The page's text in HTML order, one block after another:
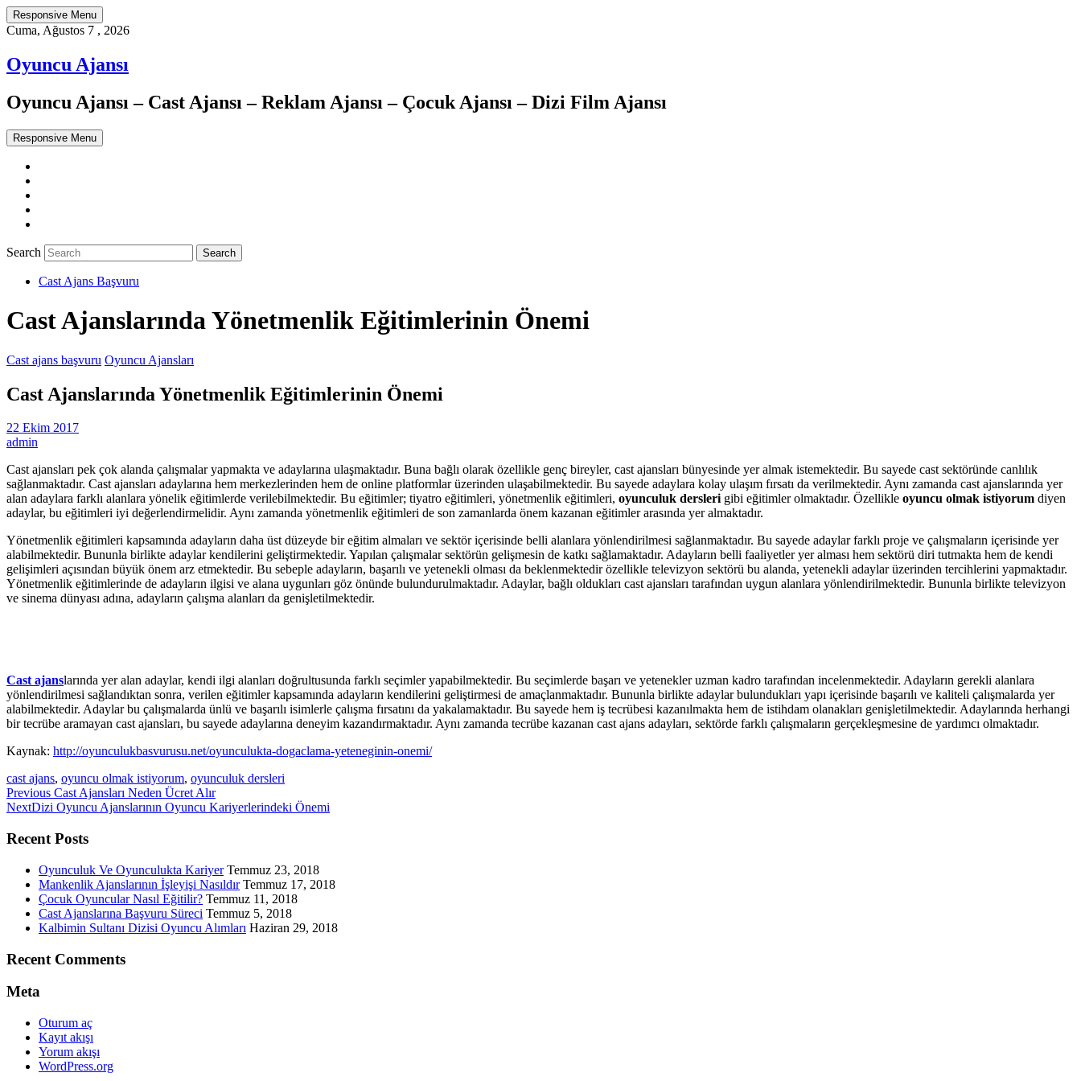
Responsive Menu
Cuma, Ağustos 7 , 2026
Oyuncu Ajansı
Oyuncu Ajansı – Cast Ajansı – Reklam Ajansı – Çocuk Ajansı – Dizi Film Ajansı
Responsive Menu
Search
Cast Ajans Başvuru
Cast Ajanslarında Yönetmenlik Eğitimlerinin Önemi
Cast ajans başvuru Oyuncu Ajansları
Cast Ajanslarında Yönetmenlik Eğitimlerinin Önemi
22 Ekim 2017
admin
Cast ajansları pek çok alanda çalışmalar yapmakta ve adaylarına ulaşmaktadır. Buna bağlı olarak özellikle genç bireyler, cast ajansları bünyesinde yer almak istemektedir. Bu sayede cast sektöründe canlılık
sağlanmaktadır. Cast ajansları adaylarına hem merkezlerinden hem de online platformlar üzerinden ulaşabilmektedir. Bu sayede adaylara kolay ulaşım fırsatı da verilmektedir. Aynı zamanda cast ajanslarında yer
alan adaylara farklı alanlara yönelik eğitimlerde verilebilmektedir. Bu eğitimler; tiyatro eğitimleri, yönetmenlik eğitimleri, oyunculuk derslerigibi eğitimler olmaktadır. Özellikle oyuncu olmak istiyorum diyen
adaylar, bu eğitimleri iyi değerlendirmelidir. Aynı zamanda yönetmenlik eğitimleri de son zamanlarda önem kazanan eğitimler arasında yer almaktadır.
Yönetmenlik eğitimleri kapsamında adayların daha üst düzeyde bir eğitim almaları ve sektör içerisinde belli alanlara yönlendirilmesi sağlanmaktadır. Bu sayede adaylar farklı proje ve çalışmaların içerisinde yer
alabilmektedir. Bununla birlikte adaylar kendilerini geliştirmektedir. Yapılan çalışmalar sektörün gelişmesin de katkı sağlamaktadır. Adayların belli faaliyetler yer alması hem sektörü diri tutmakta hem de kendi
gelişimleri açısından büyük önem arz etmektedir. Bu sebeple adayların, başarılı ve yetenekli olması da beklenmektedir özellikle televizyon sektörü bu alanda, yetenekli adaylar üzerinden tercihlerini yapmaktadır.
Yönetmenlik eğitimlerinde de adayların ilgisi ve alana uygunları göz önünde bulundurulmaktadır. Adaylar, bağlı oldukları cast ajansları tarafından uygun alanlara yönlendirilmektedir. Bununla birlikte televizyon
ve sinema dünyası adına, adayların çalışma alanları da genişletilmektedir.
Cast ajanslarında yer alan adaylar, kendi ilgi alanları doğrultusunda farklı seçimler yapabilmektedir. Bu seçimlerde başarı ve yetenekler uzman kadro tarafından incelenmektedir. Adayların gerekli alanlara
yönlendirilmesi sağlandıktan sonra, verilen eğitimler kapsamında adayların kendilerini geliştirmesi de amaçlanmaktadır. Bununla birlikte adaylar bulundukları yapı içerisinde başarılı ve kaliteli çalışmalarda yer
alabilmektedir. Adaylar bu çalışmalarda ünlü ve başarılı isimlerle çalışma fırsatını da yakalamaktadır. Bu sayede hem iş tecrübesi kazanılmakta hem de istihdam olanakları genişletilmektedir. Adaylarında herhangi
bir tecrübe aramayan cast ajansları, bu sayede adaylarına deneyim kazandırmaktadır. Aynı zamanda tecrübe kazanan cast ajans adayları, sektörde farklı çalışmaların gerçekleşmesine de yardımcı olmaktadır.
Kaynak: http://oyunculukbasvurusu.net/oyunculukta-dogaclama-yeteneginin-onemi/
cast ajans, oyuncu olmak istiyorum, oyunculuk dersleri
PreviousPrevious
post:
Cast Ajansları Neden Ücret Alır
NextNext
Dizi Oyuncu Ajanslarının Oyuncu Kariyerlerindeki Önemi
Recent Posts
Oyunculuk Ve Oyunculukta Kariyer Temmuz 23, 2018
Mankenlik Ajanslarının İşleyişi Nasıldır Temmuz 17, 2018
Çocuk Oyuncular Nasıl Eğitilir? Temmuz 11, 2018
Cast Ajanslarına Başvuru Süreci Temmuz 5, 2018
Kalbimin Sultanı Dizisi Oyuncu Alımları Haziran 29, 2018
Recent Comments
Meta
Oturum aç
Kayıt akışı
Yorum akışı
WordPress.org